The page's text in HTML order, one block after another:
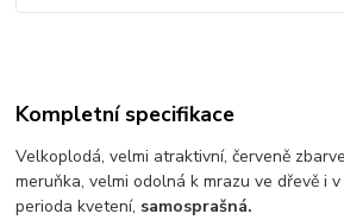
Kompletní specifikace
Velkoplodá, velmi atraktivní, červeně
meruňka, velmi odolná k mrazu ve dřevě i
perioda kvetení, samosprašná.